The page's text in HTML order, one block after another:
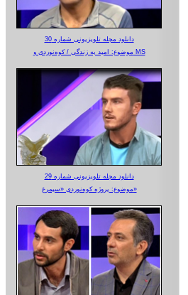
دانلود مجله تلویزیونی شماره 30
موضوع: امید به زندگی / کوه‌نوردی و MS
دانلود مجله تلویزیونی شماره 29
موضوع: پروژه کوه‌نوردی «سیمرغ»